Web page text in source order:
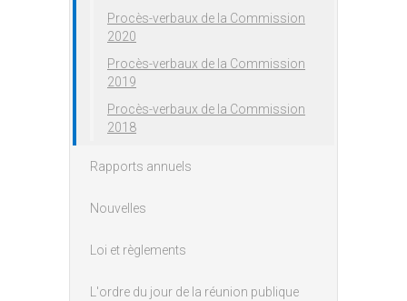
Procès-verbaux de la Commission
2020
Procès-verbaux de la Commission
2019
Procès-verbaux de la Commission
2018
Rapports annuels
Nouvelles
Loi et règlements
L'ordre du jour de la réunion publique